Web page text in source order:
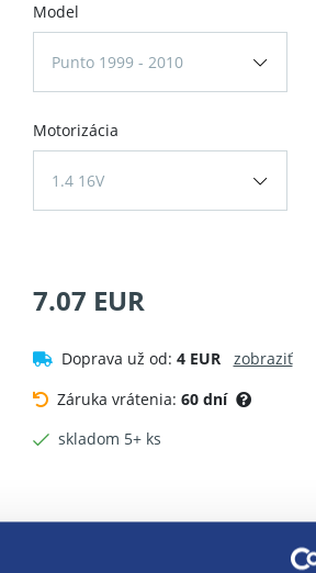
Model
Punto 1999 - 2010
Motorizácia
1.4 16V
7.07 EUR
Doprava už od: 4 EUR
zobraziť
Záruka vrátenia: 60 dní
skladom 5+ ks